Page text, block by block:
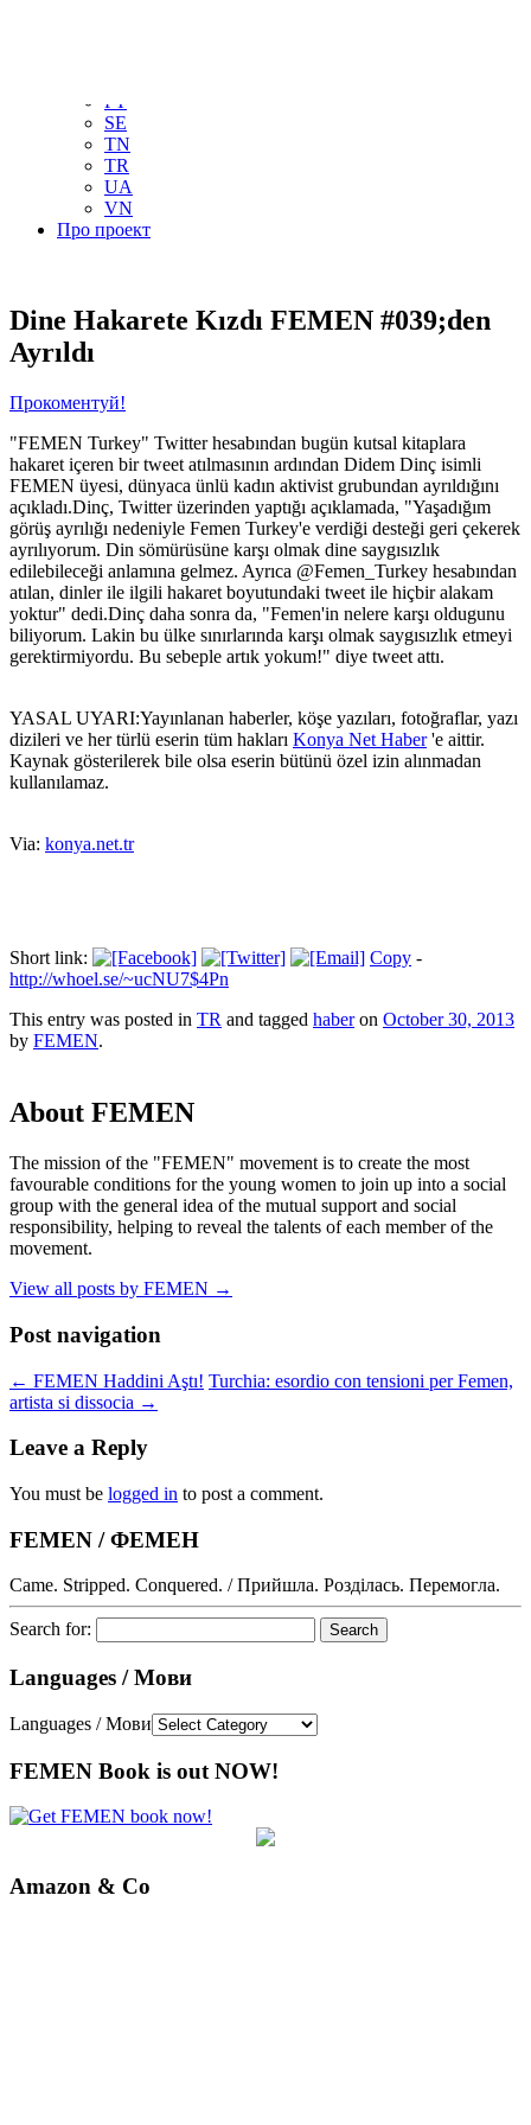
PT
SE
TN
TR
UA
VN
Про проект
Dine Hakarete Kızdı FEMEN #039;den
Ayrıldı
Прокоментуй!
"FEMEN Turkey" Twitter hesabından bugün kutsal kitaplara
hakaret içeren bir tweet atılmasının ardından Didem Dinç isimli
FEMEN üyesi, dünyaca ünlü kadın aktivist grubundan ayrıldığını
açıkladı.Dinç, Twitter üzerinden yaptığı açıklamada, "Yaşadığım
görüş ayrılığı nedeniyle Femen Turkey'e verdiği desteği geri çekerek
ayrılıyorum. Din sömürüsüne karşı olmak dine saygısızlık
edilebileceği anlamına gelmez. Ayrıca @Femen_Turkey hesabından
atılan, dinler ile ilgili hakaret boyutundaki tweet ile hiçbir alakam
yoktur" dedi.Dinç daha sonra da, "Femen'in nelere karşı oldugunu
biliyorum. Lakin bu ülke sınırlarında karşı olmak saygısızlık etmeyi
gerektirmiyordu. Bu sebeple artık yokum!" diye tweet attı.
YASAL UYARI:Yayınlanan haberler, köşe yazıları, fotoğraflar, yazı
dizileri ve her türlü eserin tüm hakları Konya Net Haber'e aittir.
Kaynak gösterilerek bile olsa eserin bütünü özel izin alınmadan
kullanılamaz.
Via: konya.net.tr
Short link: Copy -
http://whoel.se/~ucNU7$4Pn
This entry was posted in TR and tagged haberon October 30, 2013
by FEMEN.
About FEMEN
The mission of the "FEMEN" movement is to create the most
favourable conditions for the young women to join up into a social
group with the general idea of the mutual support and social
responsibility, helping to reveal the talents of each member of the
movement.
View all posts by FEMEN →
Post navigation
← FEMEN Haddini Aştı! Turchia: esordio con tensioni per Femen,
artista si dissocia →
Leave a Reply
You must be logged in to post a comment.
FEMEN / ФЕМЕН
Came. Stripped. Conquered. / Прийшла. Розділась. Перемогла.
Search for:
Languages / Мови
Languages / Мови
FEMEN Book is out NOW!
Amazon & Co